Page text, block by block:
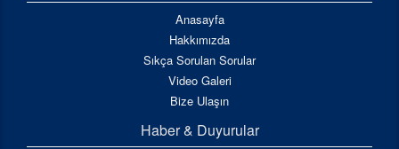
Anasayfa
Hakkımızda
Sıkça Sorulan Sorular
Video Galeri
Bize Ulaşın
Haber & Duyurular